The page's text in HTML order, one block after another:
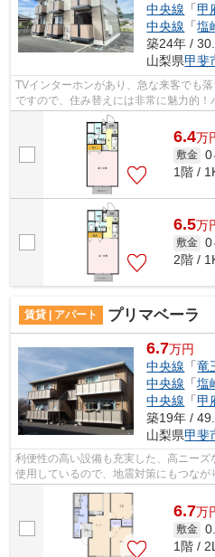
中央線 「甲
中央線 「塩
築24年 /
山梨県甲斐
TVインターホンがあり、急な来客でも
ですので、住み替えには非常に魅力的！
来る、ステキな物件です！【軽量鉄骨...
6.4万
敷金 0
1階 /
6.5万
敷金 0
2階 /
賃貸 | アパート プリマベーラ
6.7万円
中央線 「竜
中央線 「塩
中央線 「甲
築19年 /
山梨県甲斐
利便性の高い設備も充実した、高ニー
使用しているので、地震対策にもつな
6.7万
敷金
1階 /